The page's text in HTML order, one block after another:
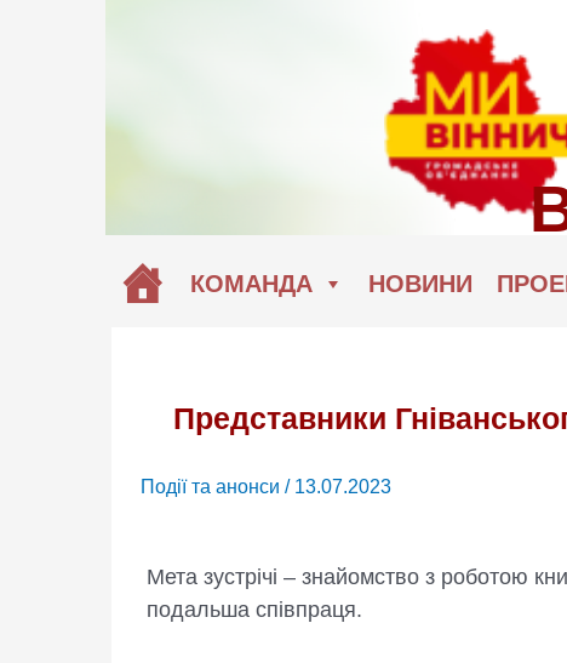
КОМАНДА НОВИНИ
Представники
Події та анонси / 13.07.2023
Мета зустрічі – знайомство з роботою
подальша співпраця.